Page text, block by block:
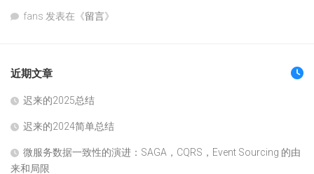
fans 发表在《留言》
近期文章
迟来的2025总结
迟来的2024简单总结
微服务数据一致性的演进：SAGA，CQRS，Event Sourcing 的由
来和局限